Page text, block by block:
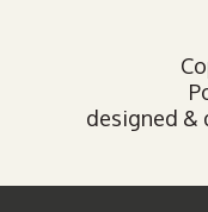
designed &